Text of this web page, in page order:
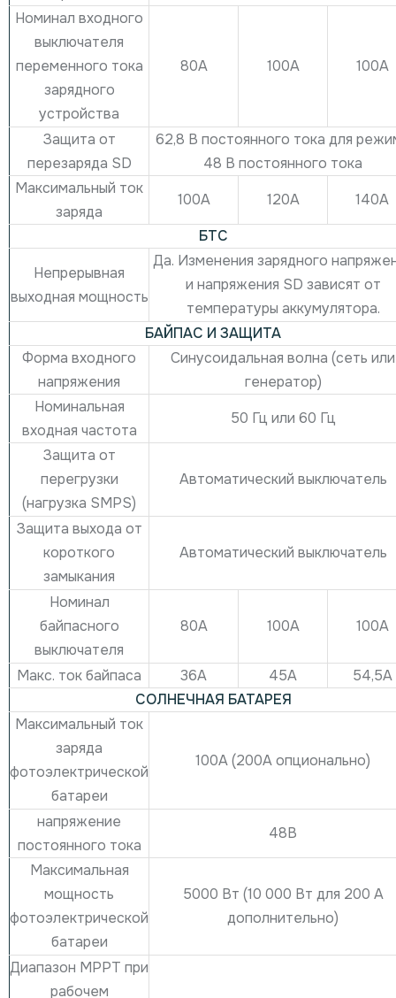
Номинал входного
выключателя
переменного тока
зарядного
устройства
80А 100А 100А
Защита от
перезаряда SD
62,8 В постоянного тока для
48 В постоянного тока
Максимальный ток
заряда
100А 120А
140А
БТС
Непрерывная
выходная мощность
Да. Изменения зарядного
и напряжения SD зависят от
температуры аккумулятора.
БАЙПАС И ЗАЩИТА
Форма входного
напряжения
Синусоидальная волна (сеть или
генератор)
Номинальная
входная частота
50 Гц или 60 Гц
Защита от
перегрузки
(нагрузка SMPS)
Автоматический выключатель
Защита выхода от
короткого
замыкания
Автоматический выключатель
Номинал
байпасного
выключателя
80А 100А 100А
Макс. ток байпаса 36А 45А
54,5А
СОЛНЕЧНАЯ БАТАРЕЯ
Максимальный ток
заряда
фотоэлектрической
батареи
100А (200А опционально)
напряжение
постоянного тока
48В
Максимальная
мощность
фотоэлектрической
батареи
5000 Вт (10 000 Вт для 200 А
дополнительно)
Диапазон MPPT при
рабочем